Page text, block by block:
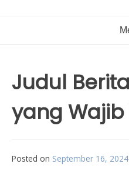
Judul
yang
Posted on September 16, 2024